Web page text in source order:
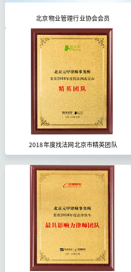
北京物业管理行业协会会员
2018年度找法网北京市精英团队